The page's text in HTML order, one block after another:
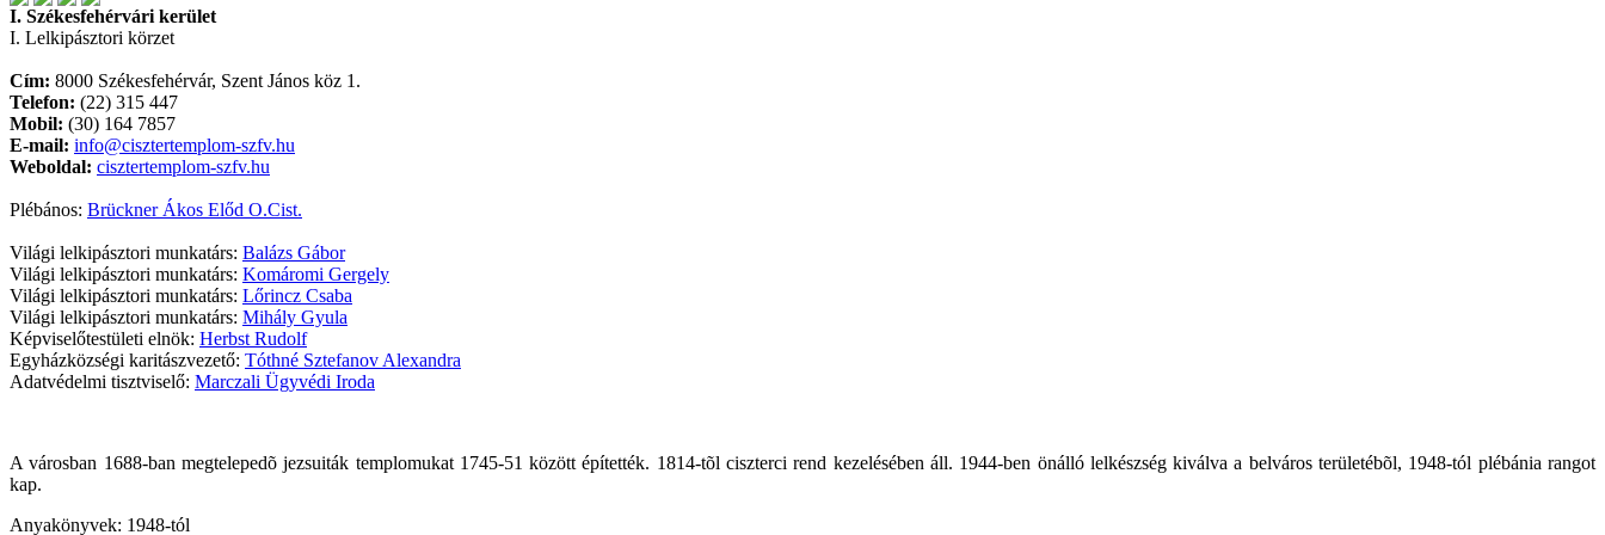
I. Székesfehérvári kerület
I. Lelkipásztori körzet
Cím: 8000 Székesfehérvár, Szent János köz 1.
Telefon: (22) 315 447
Mobil: (30) 164 7857
E-mail: info@cisztertemplom-szfv.hu
Weboldal: cisztertemplom-szfv.hu
Plébános: Brückner Ákos Előd O.Cist.
Világi lelkipásztori munkatárs: Balázs Gábor
Világi lelkipásztori munkatárs: Komáromi Gergely
Világi lelkipásztori munkatárs: Lőrincz Csaba
Világi lelkipásztori munkatárs: Mihály Gyula
Képviselőtestületi elnök: Herbst Rudolf
Egyházközségi karitászvezető: Tóthné Sztefanov Alexandra
Adatvédelmi tisztviselő: Marczali Ügyvédi Iroda
A városban 1688-ban megtelepedõ jezsuiták templomukat 1745-51 között építették. 1814-tõl ciszterci rend kezelésében áll. 1944-ben önálló lelkészség kiválva a belváros területébõl, 1948-tól plébánia rangot
kap.
Anyakönyvek: 1948-tól